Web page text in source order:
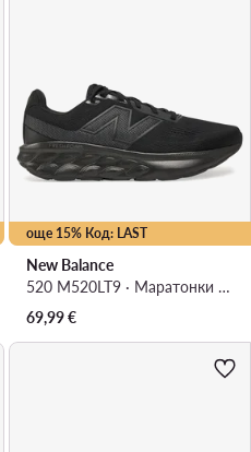
още 15% Код: LAST
New Balance
520 M520LT9 · Маратонки за бягане
69,99€